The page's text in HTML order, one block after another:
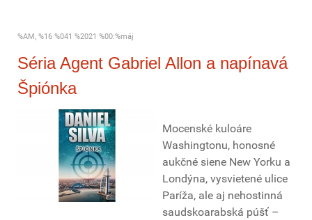
%AM, %16 %041 %2021 %00:%máj
Séria Agent Gabriel Allon a napínavá
Špiónka
Mocenské kuloáre
Washingtonu, honosné
aukčné siene New Yorku a
Londýna, vysvietené ulice
Paríža, ale aj nehostinná
saudskoarabská púšť –